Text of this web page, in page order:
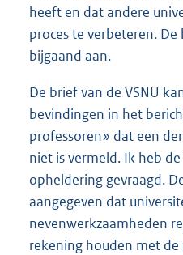
heeft en dat andere
proces te verbeteren.
bijgaand aan.
De brief van de VSNU
bevindingen in het
professoren» dat een
niet is vermeld. Ik heb
opheldering gevraagd.
aangegeven dat
nevenwerkzaamheden
rekening houden met